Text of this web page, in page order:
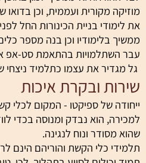
מוזיקה של מתאן, בכנסים
גל ממשיך לנגן באופן
מקורית ועממית, וכן בדואו של
את
וכן בנה מספר כלים,
בהתאמת סט-אפ אצל שלמה
את עצמו כתלמיד ניצחי של
ובקרת איכות
של ספיקטו - המקום לכלי קשת, הוא
הוא נבדק ומנוסה בכדי לוודא